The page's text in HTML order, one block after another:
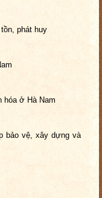
tồn, phát huy
hóa ở Hà Nam
bảo vệ, xây dựng và